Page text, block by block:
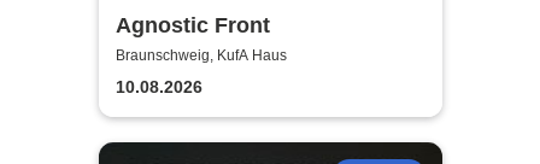
Agnostic Front
Braunschweig, KufA Haus
10.08.2026